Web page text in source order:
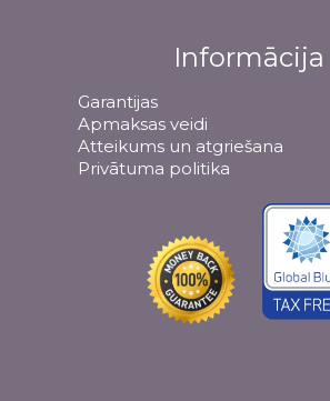
Informācija
Garantijas
Apmaksas veidi
Atteikums un atgriešana
Privātuma politika